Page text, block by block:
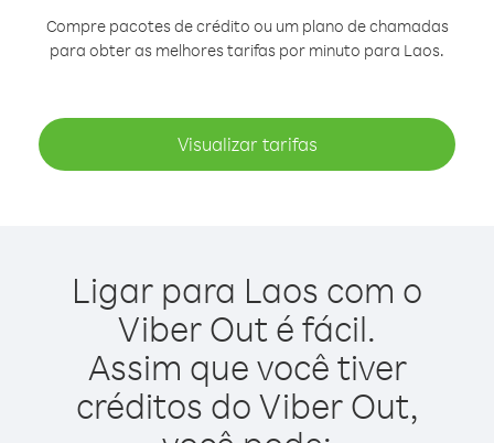
Compre pacotes de crédito ou um plano de chamadas
para obter as melhores tarifas por minuto para Laos.
Visualizar tarifas
Ligar para Laos com o
Viber Out é fácil.
Assim que você tiver
créditos do Viber Out,